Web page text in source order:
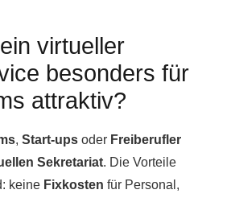
virtueller
besonders für
attraktiv?
, Start-ups oder Freiberufler
Sekretariat. Die Vorteile
keine Fixkosten für Personal,